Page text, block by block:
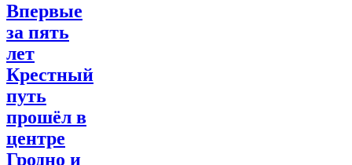
Впервые
за пять
лет
Крестный
путь
прошёл в
центре
Гродно и